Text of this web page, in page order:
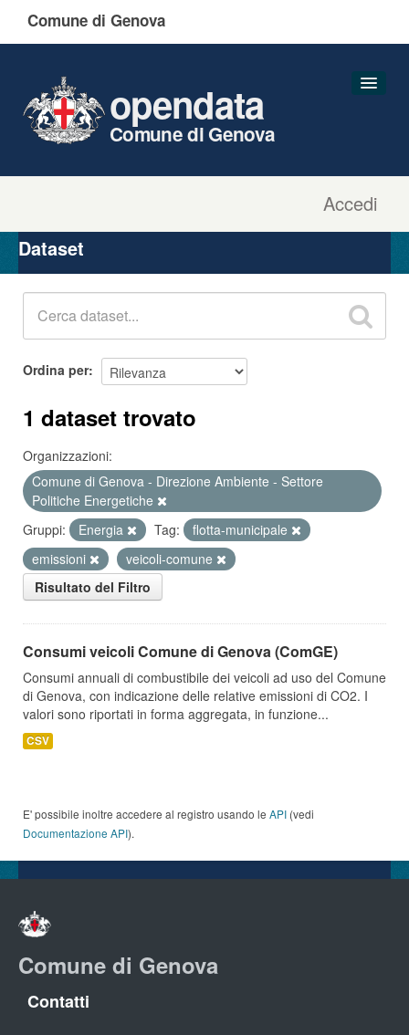
Comune di Genova
Accedi
opendata
Comune di Genova
Organizzazioni
Gruppi
Dataset
Ordina per
1 dataset trovato
Organizzazioni:
Comune di Genova - Direzione Ambiente - Settore
Politiche Energetiche
Gruppi:
Energia Tag:
flotta-municipale
emissioni
veicoli-comune
Risultato del Filtro
Consumi veicoli Comune di Genova (ComGE)
Consumi annuali di combustibile dei veicoli ad uso del Comune
di Genova, con indicazione delle relative emissioni di CO2. I
valori sono riportati in forma aggregata, in funzione...
CSV
E' possibile inoltre accedere al registro usando le API (vedi
Documentazione API).
Comune di Genova
Contatti